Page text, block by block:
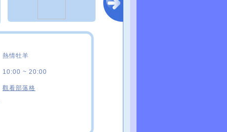
熱情牡羊
10:00 ~ 20:00
觀看部落格